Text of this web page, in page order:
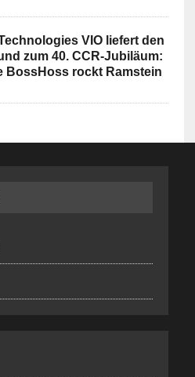
VIO liefert den
zum 40. CCR-Jubiläum:
BossHoss rockt Ramstein